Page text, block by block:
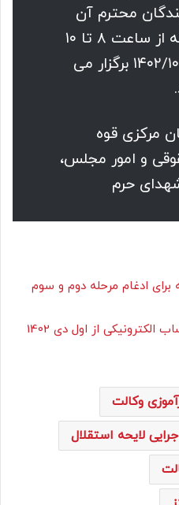
محترم آن
کانون در بی جلسه که از ساعت ۸ تا ۱۰
روز دوشنبه مورخ ۱۴۰۲/۱۰/۱۱ برگزار می
مرکزی قوه
و امور مجلس،
حرم
برای ادغام مرحله دوم و سوم
وکلا ملزم به ارسال صورتحساب الکترونیکی از اول دی 1402
وکالت